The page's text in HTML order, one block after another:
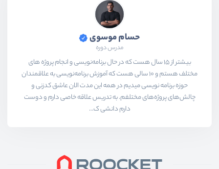
حسام موسوی
مدرس دوره
بیشتر از ۱۵ سال هست که در حال برنامه‌نویسی و انجام پروژه های
مختلف هستم و ۱۰ سالی هست که آموزش برنامه‌نویسی به علاقمندان
حوزه برنامه نویسی میدیم در همه این مدت الان عاشق کدزنی و
چالش‌های پروژه‌های مختلفم. به تدریس علاقه خاصی دارم و دوست
دارم دانشی ک...